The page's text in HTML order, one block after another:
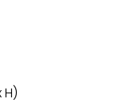
H)